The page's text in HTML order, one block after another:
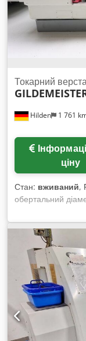
Cjdpfxezb Ewce
No
Hilden 1 761
Токарний
ціну
Стан: вживаний,
обертальний
Максимальний
мм Управління:
мм Поперечний
шпинделя: 79 мм
патрона: 250 мм
поздовжньої
поперечної
подаюча сила:
Загальна
Площа, що
- 3-кулачковий